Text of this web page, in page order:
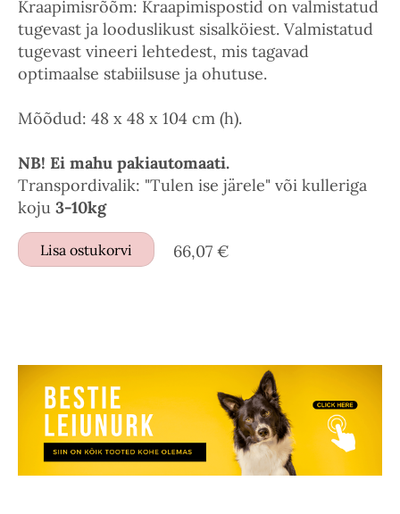
Kraapimisrõõm: Kraapimispostid on valmistatud
tugevast ja looduslikust sisalköiest. Valmistatud
tugevast vineeri lehtedest, mis tagavad
optimaalse stabiilsuse ja ohutuse.
Mõõdud: 48 x 48 x 104 cm (h).
NB! Ei mahu pakiautomaati.
Transpordivalik: "Tulen ise järele" või kulleriga
koju 3-10kg
Lisa ostukorvi 66,07 €